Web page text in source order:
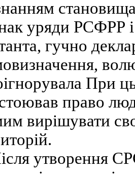
уряди РСФРР
гучно
При
право
вирішувати
утворення